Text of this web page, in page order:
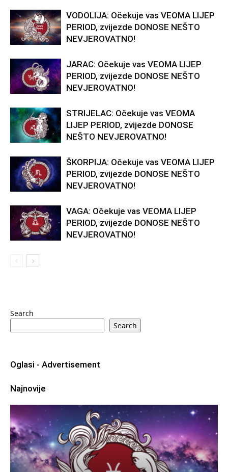
VODOLIJA: Očekuje vas VEOMA LIJEP
PERIOD, zvijezde DONOSE NEŠTO
NEVJEROVATNO!
JARAC: Očekuje vas VEOMA LIJEP
PERIOD, zvijezde DONOSE NEŠTO
NEVJEROVATNO!
STRIJELAC: Očekuje vas VEOMA
LIJEP PERIOD, zvijezde DONOSE
NEŠTO NEVJEROVATNO!
ŠKORPIJA: Očekuje vas VEOMA LIJEP
PERIOD, zvijezde DONOSE NEŠTO
NEVJEROVATNO!
VAGA: Očekuje vas VEOMA LIJEP
PERIOD, zvijezde DONOSE NEŠTO
NEVJEROVATNO!
Search
Search
Oglasi - Advertisement
Najnovije